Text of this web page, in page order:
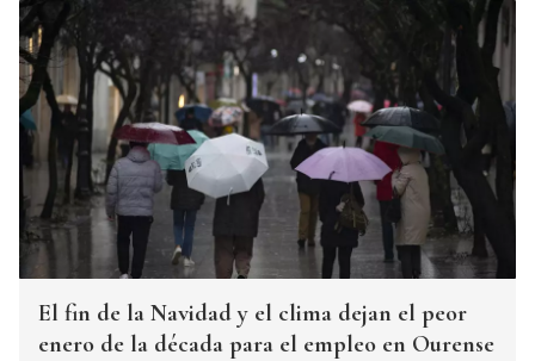
El fin de la Navidad y el clima dejan el peor
enero de la década para el empleo en Ourense